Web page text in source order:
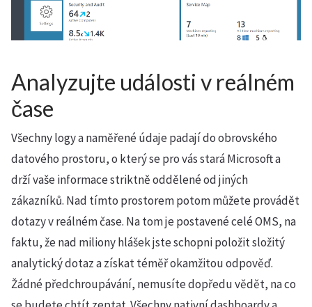
Analyzujte události v reálném
čase
Všechny logy a naměřené údaje padají do obrovského
datového prostoru, o který se pro vás stará Microsoft a
drží vaše informace striktně oddělené od jiných
zákazníků. Nad tímto prostorem potom můžete provádět
dotazy v reálném čase. Na tom je postavené celé OMS, na
faktu, že nad miliony hlášek jste schopni položit složitý
analytický dotaz a získat téměř okamžitou odpověď.
Žádné předchroupávání, nemusíte dopředu vědět, na co